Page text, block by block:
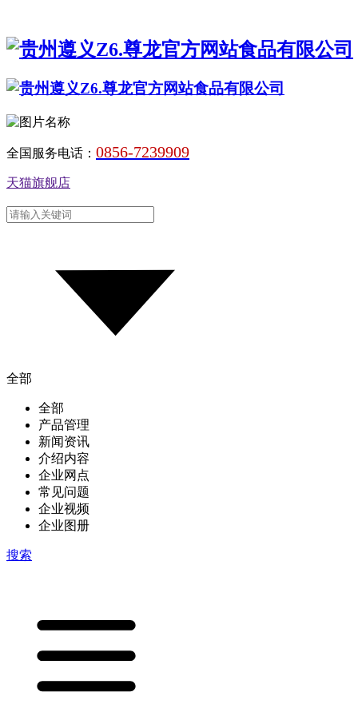
全国服务电话： 0856-7239909
天猫旗舰店
全部
全部
产品管理
新闻资讯
介绍内容
企业网点
常见问题
企业视频
企业图册
搜索